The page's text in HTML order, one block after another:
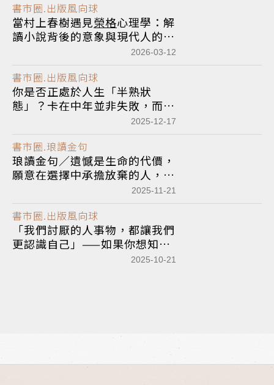
書市圈.出版風向球
當村上春樹遇見榮格心理學：解
讀小說背後的意象與現代人的內
2026-03-12
書市圈.出版風向球
你是否正處於人生「半熟狀
態」？卡在中年並非失敗，而是
2025-12-17
書市圈.琅讀金句
琅讀金句／遺憾是生命的代價，
願意在選擇中承擔放棄的人，才
2025-11-21
書市圈.出版風向球
「我們討厭的人事物，都讓我們
更認識自己」——如果你想知道
自己的陰影是什麼，就看看那些
2025-10-21